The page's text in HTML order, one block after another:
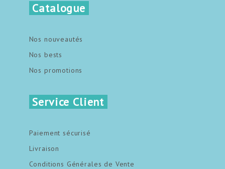
Catalogue
Nos nouveautés
Nos bests
Nos promotions
Service Client
Paiement sécurisé
Livraison
Conditions Générales de Vente